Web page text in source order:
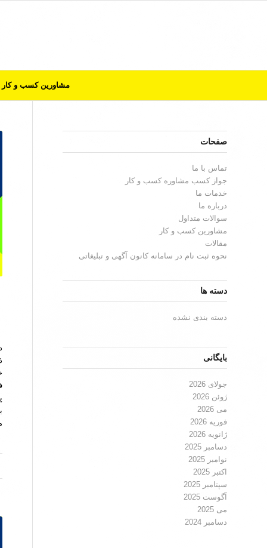
مشاورین کسب و کار
صفحات
تماس با ما
جواز کسب مشاوره کسب و کار
خدمات ما
درباره ما
سوالات متداول
مشاورین کسب و کار
مقالات
نحوه ثبت نام در سامانه کانون آگهی و تبلیغاتی
دسته ها
دسته بندی نشده
بایگانی
جولای 2026
ژوئن 2026
می 2026
فوریه 2026
ژانویه 2026
دسامبر 2025
نوامبر 2025
اکتبر 2025
سپتامبر 2025
آگوست 2025
می 2025
دسامبر 2024